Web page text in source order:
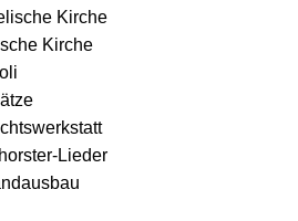
Kirche
Kirche
Lieder